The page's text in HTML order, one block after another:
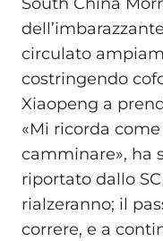
circulato
costringendo
Xiaopeng a
«Mi ricorda
camminare», ha
riportato dallo
rialzeranno; il
correre, e a